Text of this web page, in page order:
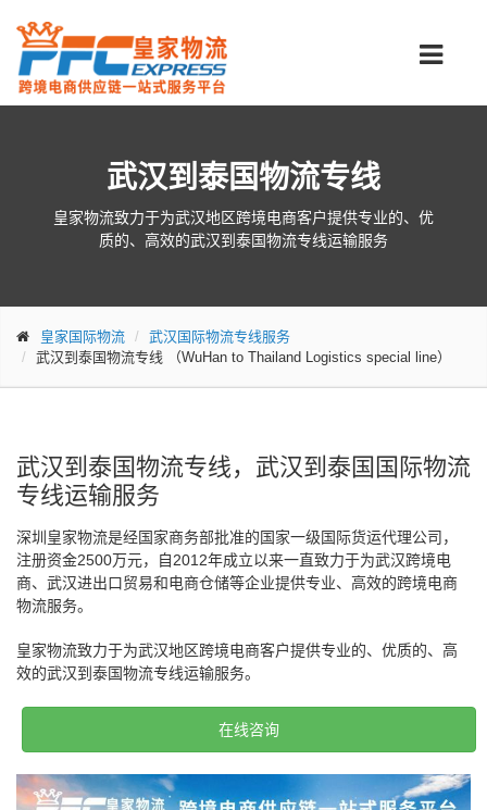
武汉到泰国物流专线
皇家物流致力于为武汉地区跨境电商客户提供专业的、优
质的、高效的武汉到泰国物流专线运输服务
皇家国际物流
武汉国际物流专线服务
武汉到泰国物流专线 （WuHan to Thailand Logistics special line）
武汉到泰国物流专线，武汉到泰国国际物流
专线运输服务
深圳皇家物流是经国家商务部批准的国家一级国际货运代理公司，
注册资金2500万元，自2012年成立以来一直致力于为武汉跨境电
商、武汉进出口贸易和电商仓储等企业提供专业、高效的跨境电商
物流服务。
皇家物流致力于为武汉地区跨境电商客户提供专业的、优质的、高
效的武汉到泰国物流专线运输服务。
在线咨询